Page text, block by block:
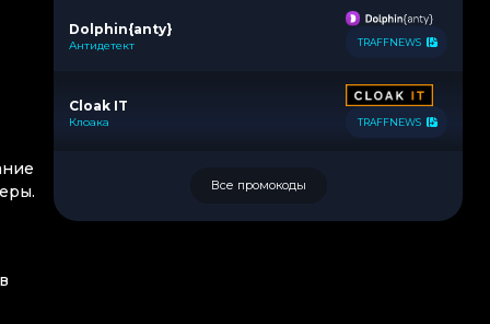
Dolphin{anty}
Антидетект TRAFFNEWS
Cloak IT
Клоака TRAFFNEWS
Все промокоды